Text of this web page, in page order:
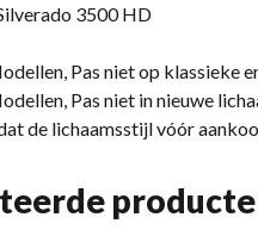
3500 HD
Pas niet op klassieke
Pas niet in nieuwe
de lichaamsstijl vóór